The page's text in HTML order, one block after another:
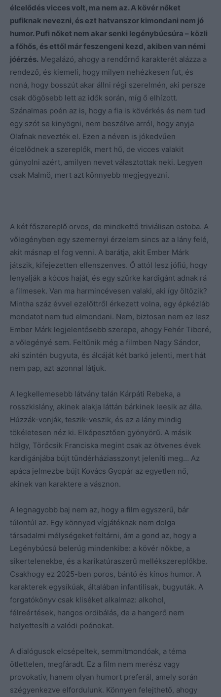
élcelődés vicces volt, ma nem az. A kövér nőket
pufiknak nevezni, és ezt hatvanszor kimondani nem jó
humor. Pufi nőket nem akar senki legénybúcsúra – közli
a főhős, és ettől már feszengeni kezd, akiben van némi
jóérzés. Megalázó, ahogy a rendőrnő karakterét alázza a
rendező, és kiemeli, hogy milyen nehézkesen fut, és
noná, hogy bosszút akar állni régi szerelmén, aki persze
csak dögösebb lett az idők során, míg ő elhízott.
Szánalmas poén az is, hogy a fia is kövérkés és nem tud
egy szót se kinyögni, nem beszélve arról, hogy anyja
Olafnak nevezték el. Ezen a néven is jókedvűen
élcelődnek a szereplők, mert hű, de vicces valakit
gúnyolni azért, amilyen nevet választottak neki. Legyen
csak Malmö, mert azt könnyebb megjegyezni.
A két főszereplő orvos, de mindkettő triviálisan ostoba. A
vőlegényben egy szemernyi érzelem sincs az a lány felé,
akit másnap el fog venni. A barátja, akit Ember Márk
játszik, kifejezetten ellenszenves. Ő attól lesz jófiú, hogy
lenyalják a kócos haját, és egy szürke kardigánt adnak rá
a filmesek. Van ma harmincévesen valaki, aki így öltözik?
Mintha száz évvel ezelőttről érkezett volna, egy épkézláb
mondatot nem tud elmondani. Nem, biztosan nem ez lesz
Ember Márk legjelentősebb szerepe, ahogy Fehér Tiboré,
a vőlegényé sem. Feltűnik még a filmben Nagy Sándor,
aki szintén bugyuta, és álcáját két barkó jelenti, mert hát
nem pap, azt azonnal látjuk.
A legkellemesebb látvány talán Kárpáti Rebeka, a
rosszkislány, akinek alakja láttán bárkinek leesik az álla.
Húzzák-vonják, teszik-veszik, és ez a lány mindig
tökéletesen néz ki. Elképesztően gyönyörű. A másik
hölgy, Törőcsik Franciska megint csak az ötvenes évek
kardigánjába bújt tündérháziasszonyt jeleníti meg… Az
apáca jelmezbe bújt Kovács Gyopár az egyetlen nő,
akinek van karaktere a vásznon.
A legnagyobb baj nem az, hogy a film egyszerű, bár
túlontúl az. Egy könnyed vígjátéknak nem dolga
társadalmi mélységeket feltárni, ám a gond az, hogy a
Legénybúcsú belerúg mindenkibe: a kövér nőkbe, a
sikertelenekbe, és a karikatúraszerű mellékszereplőkbe.
Csakhogy ez 2025-ben poros, bántó és kínos humor. A
karakterek egysíkúak, általában infantilisak, bugyuták. A
forgatókönyv csak kliséket alkalmaz: alkohol,
félreértések, hangos ordibálás, de a hangerő nem
helyettesíti a valódi poénokat.
A dialógusok elcsépeltek, semmitmondóak, a téma
ötlettelen, megfáradt. Ez a film nem merész vagy
provokatív, hanem olyan humort preferál, amely során
szégyenkezve elfordulunk. Könnyen felejthető, ahogy